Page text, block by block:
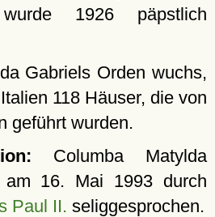
1926 päpstlich
Gabriels Orden wuchs,
118 Häuser, die von
geführt wurden.
Columba Matylda
am 16. Mai 1993 durch
Paul II. seliggesprochen.